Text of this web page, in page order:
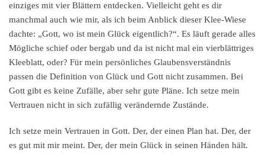
einziges mit vier Blättern entdecken. Vielleicht geht es dir
manchmal auch wie mir, als ich beim Anblick dieser Klee-Wiese
dachte: „Gott, wo ist mein Glück eigentlich?“. Es läuft gerade alles
Mögliche schief oder bergab und da ist nicht mal ein vierblättriges
Kleeblatt, oder? Für mein persönliches Glaubensverständnis
passen die Definition von Glück und Gott nicht zusammen. Bei
Gott gibt es keine Zufälle, aber sehr gute Pläne. Ich setze mein
Vertrauen nicht in sich zufällig verändernde Zustände.
Ich setze mein Vertrauen in Gott. Der, der einen Plan hat. Der, der
es gut mit mir meint. Der, der mein Glück in seinen Händen hält.